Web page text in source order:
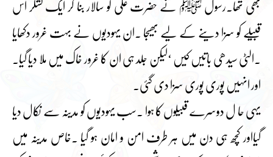
بھی تھا۔رسول ﷺ نے حضرت علیؓ کو سالار بنا کر ایک لشکر اس
قبیلے کو سزا دینے کے لیے بھیجا ۔ان یہودیوں نے بہت غرور دکھایا
۔الٹی سیدھی باتیں کیں ‘لیکن جلد ہی ان کا غرور خاک میں ملا دیا گیا۔
اور انہیں پوری پوری سزا دی گئی۔
یہی حا ل دوسرے قبیلوں کا ہوا ۔سب یہودیوں کو مدینہ سے نکال دیا
گیااور کچھ ہی دن میں ہر طرف امن و امان ہو گیا ۔خاص مدینہ میں